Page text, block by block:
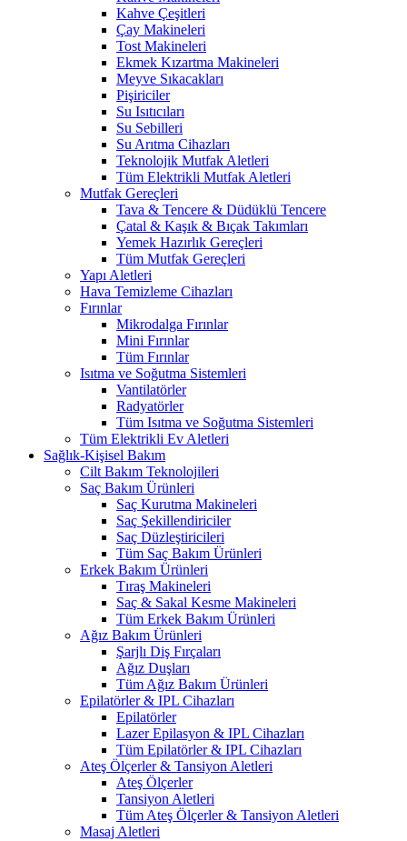
Kahve Çeşitleri
Çay Makineleri
Tost Makineleri
Ekmek Kızartma Makineleri
Meyve Sıkacakları
Pişiriciler
Su Isıtıcıları
Su Sebilleri
Su Arıtma Cihazları
Teknolojik Mutfak Aletleri
Tüm Elektrikli Mutfak Aletleri
Mutfak Gereçleri
Tava & Tencere & Düdüklü Tencere
Çatal & Kaşık & Bıçak Takımları
Yemek Hazırlık Gereçleri
Tüm Mutfak Gereçleri
Yapı Aletleri
Hava Temizleme Cihazları
Fırınlar
Mikrodalga Fırınlar
Mini Fırınlar
Tüm Fırınlar
Isıtma ve Soğutma Sistemleri
Vantilatörler
Radyatörler
Tüm Isıtma ve Soğutma Sistemleri
Tüm Elektrikli Ev Aletleri
Sağlık-Kişisel Bakım
Cilt Bakım Teknolojileri
Saç Bakım Ürünleri
Saç Kurutma Makineleri
Saç Şekillendiriciler
Saç Düzleştiricileri
Tüm Saç Bakım Ürünleri
Erkek Bakım Ürünleri
Tıraş Makineleri
Saç & Sakal Kesme Makineleri
Tüm Erkek Bakım Ürünleri
Ağız Bakım Ürünleri
Şarjlı Diş Fırçaları
Ağız Duşları
Tüm Ağız Bakım Ürünleri
Epilatörler & IPL Cihazları
Epilatörler
Lazer Epilasyon & IPL Cihazları
Tüm Epilatörler & IPL Cihazları
Ateş Ölçerler & Tansiyon Aletleri
Ateş Ölçerler
Tansiyon Aletleri
Tüm Ateş Ölçerler & Tansiyon Aletleri
Masaj Aletleri